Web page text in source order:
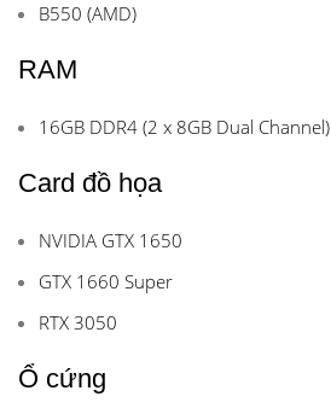
B550 (AMD)
RAM
16GB DDR4 (2 x 8GB Dual Channel)
Card đồ họa
NVIDIA GTX 1650
GTX 1660 Super
RTX 3050
Ổ cứng